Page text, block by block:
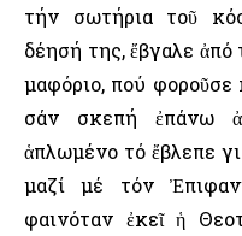
τήν σωτήρια τοῦ
δέησή της, ἔβγαλε
μαφόριο, πού φοροῦσε
σάν σκεπή ἐπάνω
ἁπλωμένο τό ἔβλεπε
μαζί μέ τόν
φαινόταν ἐκεῖ ἡ